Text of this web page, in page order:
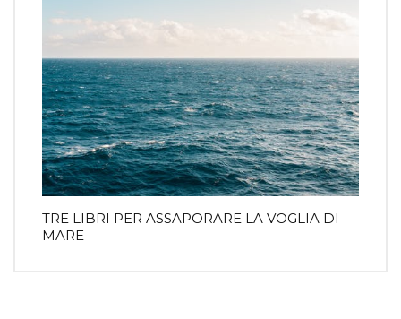
TRE LIBRI PER ASSAPORARE LA VOGLIA DI
MARE